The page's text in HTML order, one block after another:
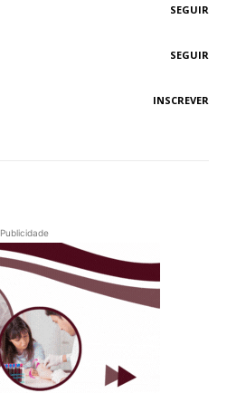
SEGUIR
SEGUIR
INSCREVER
Publicidade